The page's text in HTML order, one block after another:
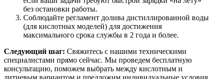
без остановки работы.
Соблюдайте регламент долива дистиллированной воды
(для кислотных моделей) для достижения
максимального срока службы в 2 года и более.
Следующий шаг: Свяжитесь с нашими техническими
специалистами прямо сейчас. Мы проведем бесплатную
консультацию, поможем выбрать между кислотным и
литиевым вариантом и предложим индивидуальные условия